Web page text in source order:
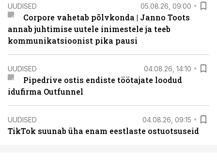
UUDISED 05.08.26, 09:00
Corpore vahetab põlvkonda | Janno Toots
annab juhtimise uutele inimestele ja teeb
kommunikatsioonist pika pausi
UUDISED 04.08.26, 14:10
Pipedrive ostis endiste töötajate loodud
idufirma Outfunnel
UUDISED 04.08.26, 09:15
TikTok suunab üha enam eestlaste ostuotsuseid